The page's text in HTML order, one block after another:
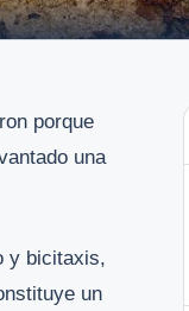
porque
una
y bicitaxis,
un